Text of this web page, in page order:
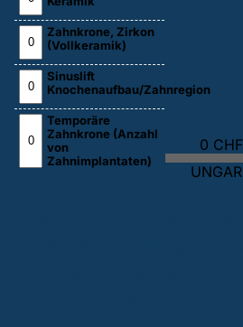
Zahnkrone, Zirkon
(Vollkeramik)
Sinuslift
Knochenaufbau/Zahnregion
Temporäre
Zahnkrone (Anzahl
von
Zahnimplantaten)
0 CHF